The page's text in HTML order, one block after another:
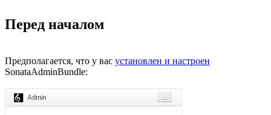
Перед началом
Предполагается, что у вас установлен и настроен
SonataAdminBundle: